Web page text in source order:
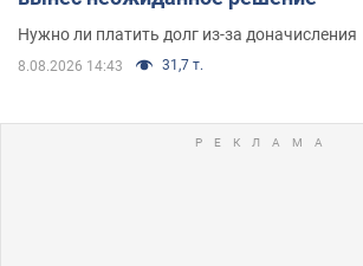
Нужно ли платить долг из-за доначисления
8.08.2026 14:43 31,7 т.